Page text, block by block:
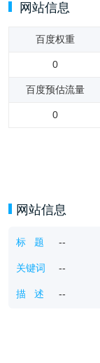
网站信息
百度权重
0
百度预估流量
0
网站信息
标 题 --
关键词 --
描 述 --